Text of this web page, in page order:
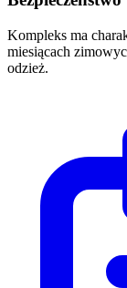
Kompleks ma
miesiącach
odzież.